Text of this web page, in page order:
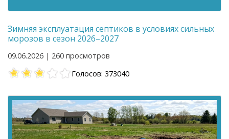
Зимняя эксплуатация септиков в условиях сильных
морозов в сезон 2026–2027
09.06.2026 | 260 просмотров
Голосов: 373040